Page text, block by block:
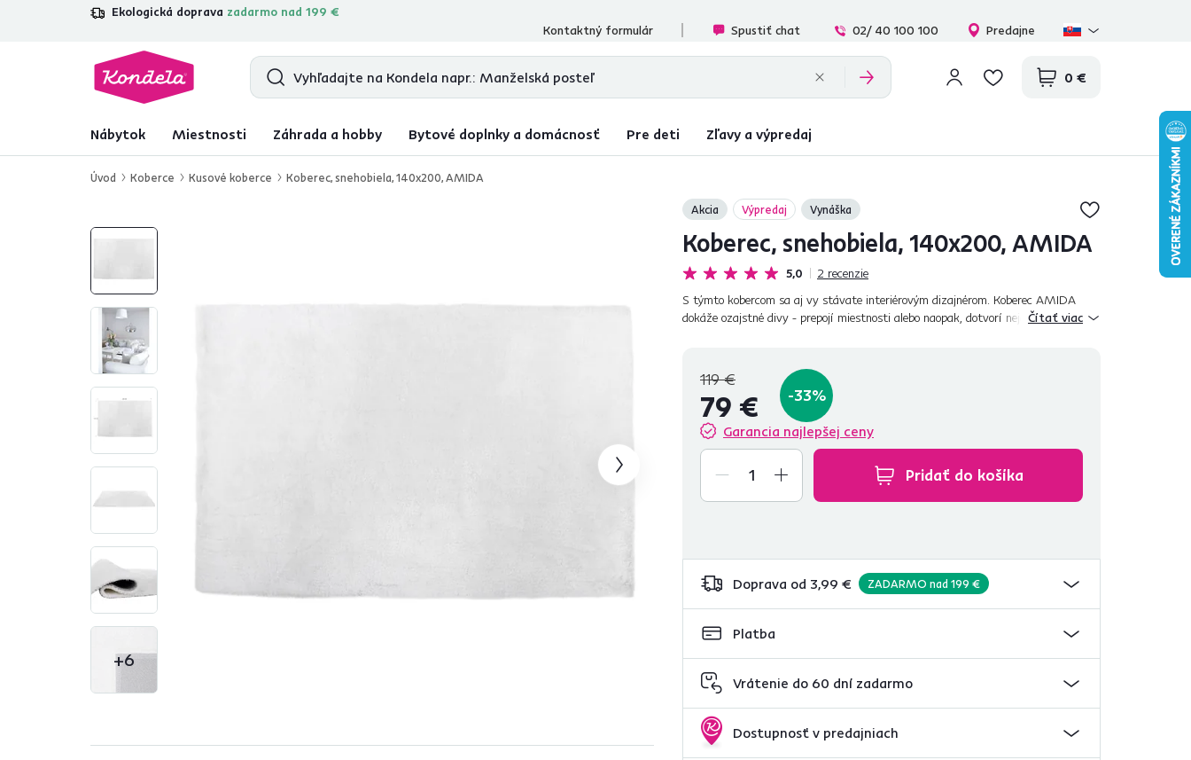
Ekologická doprava zadarmo nad 199 €
4,7 31 285overených produktových recenzií
Kontaktný formulár
Spustiť chat 02/ 40 100 100 Predajne
0 €
Nábytok Miestnosti Záhrada a hobby Bytové doplnky a domácnosť Pre deti Zľavy a výpredaj
Úvod Koberce Kusové koberce Koberec, snehobiela, 140x200, AMIDA
+6
Akcia Výpredaj Vynáška
Koberec, snehobiela, 140x200, AMIDA
5,0 2 recenzie
S týmto kobercom sa aj vy stávate interiérovým dizajnérom. Koberec AMIDA
dokáže ozajstné divy - prepojí miestnosti alebo naopak, dotvorí nejakú konkrétnu
Čítať viac
119 €
79 € -33%
Garancia najlepšej ceny
Pridať do košíka
Doprava od 3,99 € ZADARMO nad 199 €
Platba
Vrátenie do 60 dní zadarmo
Dostupnosť v predajniach